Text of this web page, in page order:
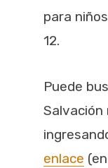
para
12.
Puede
Salvación
enlace